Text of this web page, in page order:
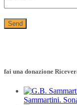
fai una donazione
Sammartini.